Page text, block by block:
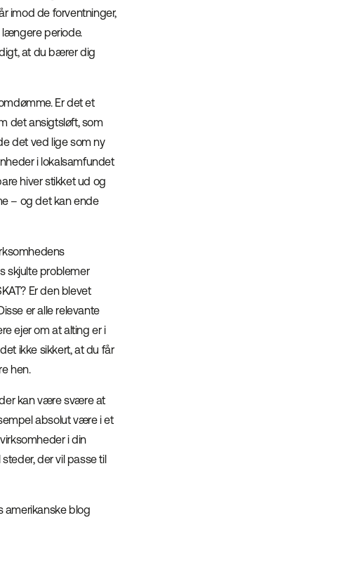
imod de forventninger,
længere periode.
at du bærer dig
Er det et
det ansigtsløft, som
det ved lige som ny
i lokalsamfundet
hiver stikket ud og
– og det kan ende
skjulte problemer
Er den blevet
er alle relevante
ejer om at alting er i
ikke sikkert, at du får
hen.
kan være svære at
absolut være i et
i din
der vil passe til
amerikanske blog